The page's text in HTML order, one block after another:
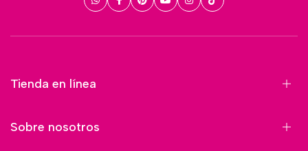
Tienda en línea
Sobre nosotros